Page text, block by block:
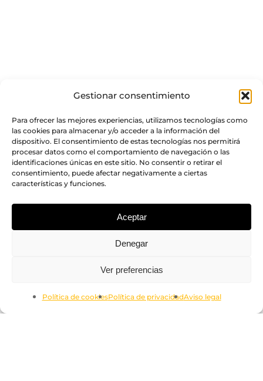
Gestionar consentimiento
Para ofrecer las mejores experiencias, utilizamos tecnologías como
las cookies para almacenar y/o acceder a la información del
dispositivo. El consentimiento de estas tecnologías nos permitirá
procesar datos como el comportamiento de navegación o las
identificaciones únicas en este sitio. No consentir o retirar el
consentimiento, puede afectar negativamente a ciertas
características y funciones.
Aceptar
Denegar
Ver preferencias
Política de cookiesPolítica de privacidadAviso legal